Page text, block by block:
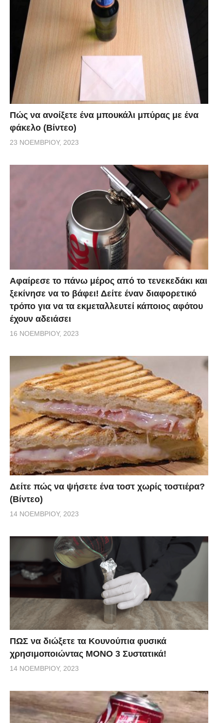
Πώς να ανοίξετε ένα μπουκάλι μπύρας με ένα
φάκελο (Βίντεο)
23 ΝΟΕΜΒΡΊΟΥ, 2023
Αφαίρεσε το πάνω μέρος από το τενεκεδάκι και
ξεκίνησε να το βάφει! Δείτε έναν διαφορετικό
τρόπο για να τα εκμεταλλευτεί κάποιος αφότου
έχουν αδειάσει
16 ΝΟΕΜΒΡΊΟΥ, 2023
Δείτε πώς να ψήσετε ένα τοστ χωρίς τοστιέρα?
(Βίντεο)
14 ΝΟΕΜΒΡΊΟΥ, 2023
ΠΩΣ να διώξετε τα Κουνούπια φυσικά
χρησιμοποιώντας ΜΟΝΟ 3 Συστατικά!
14 ΝΟΕΜΒΡΊΟΥ, 2023